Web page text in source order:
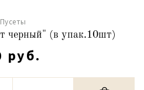
Пусеты
черный" (в упак.10шт)
руб.